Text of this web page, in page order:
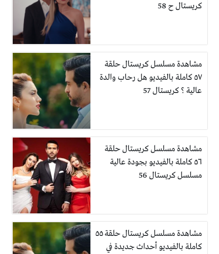
كريستال ح 58
مشاهدة مسلسل كريستال حلقة
٥٧ كاملة بالفيديو هل رحاب والدة
عالية ؟ كريستال 57
مشاهدة مسلسل كريستال حلقة
٥٦ كاملة بالفيديو بجودة عالية
مسلسل كريستال 56
مشاهدة مسلسل كريستال حلقة ٥٥
كاملة بالفيديو أحداث جديدة في